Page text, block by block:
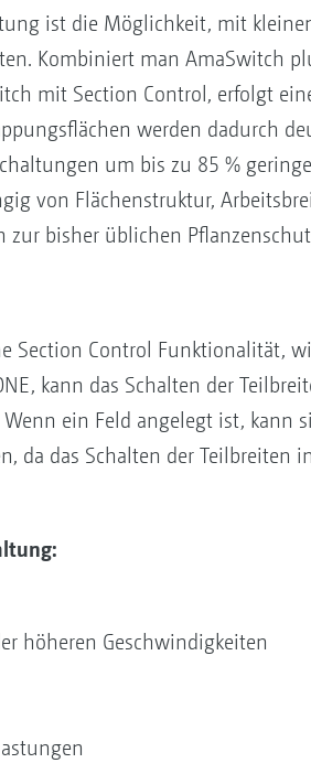
ist die Möglichkeit, mit
Kombiniert man AmaSwitch
mit Section Control, erfolgt
werden dadurch
um bis zu 85 %
von Flächenstruktur,
bisher üblichen
Section Control Funktionalität,
kann das Schalten der
ein Feld angelegt ist, kann
da das Schalten der Teilbreiten
höheren Geschwindigkeiten